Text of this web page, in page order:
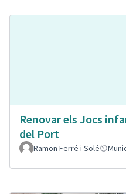
Renovar els Jocs
del Port
Ramon Ferré i Solé